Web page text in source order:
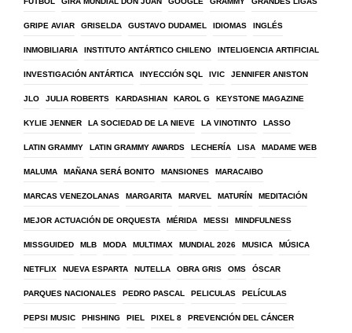
GRIPE AVIAR GRISELDA GUSTAVO DUDAMEL IDIOMAS INGLÉS
INMOBILIARIA INSTITUTO ANTÁRTICO CHILENO INTELIGENCIA ARTIFICIAL
INVESTIGACIÓN ANTÁRTICA INYECCIÓN SQL IVIC JENNIFER ANISTON
JLO JULIA ROBERTS KARDASHIAN KAROL G KEYSTONE MAGAZINE
KYLIE JENNER LA SOCIEDAD DE LA NIEVE LA VINOTINTO LASSO
LATIN GRAMMY LATIN GRAMMY AWARDS LECHERÍA LISA MADAME WEB
MALUMA MAÑANA SERÁ BONITO MANSIONES MARACAIBO
MARCAS VENEZOLANAS MARGARITA MARVEL MATURÍN MEDITACIÓN
MEJOR ACTUACIÓN DE ORQUESTA MÉRIDA MESSI MINDFULNESS
MISSGUIDED MLB MODA MULTIMAX MUNDIAL 2026 MUSICA MÚSICA
NETFLIX NUEVA ESPARTA NUTELLA OBRA GRIS OMS ÓSCAR
PARQUES NACIONALES PEDRO PASCAL PELICULAS PELÍCULAS
PEPSI MUSIC PHISHING PIEL PIXEL 8 PREVENCIÓN DEL CÁNCER